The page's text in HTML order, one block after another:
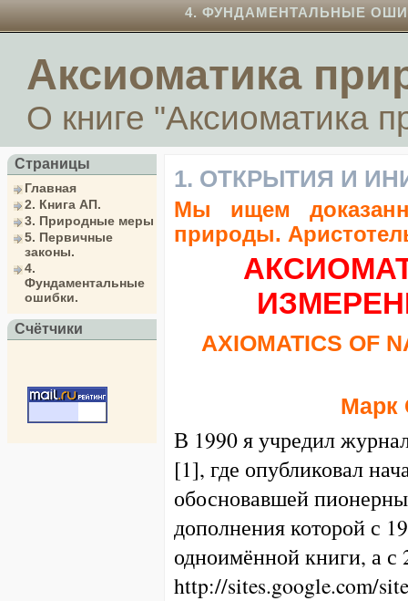
4. ФУНДАМЕНТАЛЬНЫЕ
Аксиоматика
О книге "Аксиоматика
Страницы
Главная
2. Книга АП.
3. Природные меры
5. Первичные
законы.
4.
Фундаментальные
ошибки.
Счётчики
1. ОТКРЫТИЯ И
Мы ищем
природы.
AXIOMATICS OF
Марк
В 1990 я учредил
[1], где опубликовал
обосновавшей
дополнения которой с
одноимённой книги, а с
http://sites.google.com/